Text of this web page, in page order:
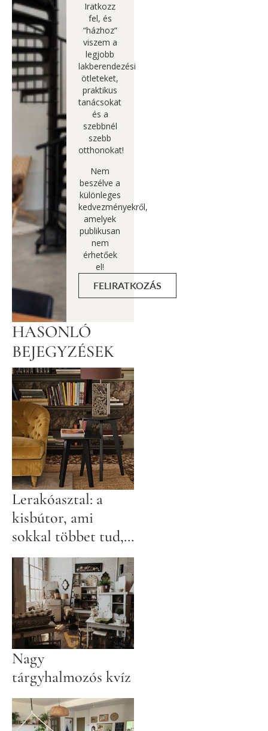
Iratkozz
fel, és
“házhoz”
viszem a
legjobb
lakberendezési
ötleteket,
praktikus
tanácsokat
és a
szebbnél
szebb
otthonokat!
Nem
beszélve a
különleges
kedvezményekről,
amelyek
publikusan
nem
érhetőek
el!
FELIRATKOZÁS
HASONLÓ
BEJEGYZÉSEK
Lerakóasztal: a
kisbútor, ami
sokkal többet tud,
mint gondolnád
Nagy
tárgyhalmozós kvíz